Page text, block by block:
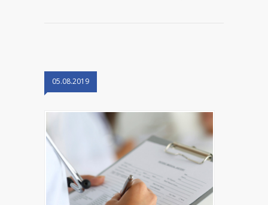
05.08.2019